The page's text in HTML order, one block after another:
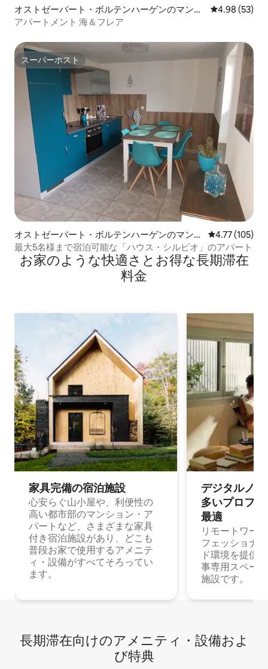
オストゼーバート・ボルテンハーゲンのマンシ
ョン・アパート
レビュー53
4.98 (53)
アパートメント 海＆フレア
スーパーホスト
スーパーホスト
オストゼーバート・ボルテンハーゲンのマンシ
ョン・アパート
レビュー105
4.77 (105)
最大5名様まで宿泊可能な「ハウス・シルビオ」のアパート
お家のような快⁠適⁠さ⁠とお⁠得⁠な長⁠期⁠滞⁠在
料⁠金
家具完備の宿⁠泊⁠施⁠設
心安らぐ山小屋や、利便性の
高い都市部のマンション・ア
パートなど、さまざまな家具
付き宿泊施設があり、どこも
普段お家で使用するアメニテ
ィ・設備がすべてそろってい
ます。
デジタルノ
多⁠いプ⁠ロ⁠フ⁠
最⁠適
リモートワー
フェッショナ
ド環境を提供
事専用スペー
施設です。
長期滞在向け⁠のア⁠メ⁠ニ⁠テ⁠ィ⁠・設⁠備⁠およ
び特⁠典